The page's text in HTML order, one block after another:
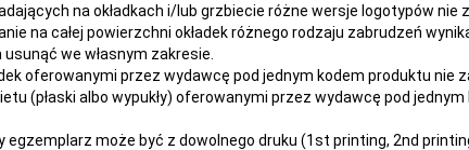
na okładkach i/lub grzbiecie różne wersje logotypów
na całej powierzchni okładek różnego rodzaju zabrudzeń
we własnym zakresie.
oferowanymi przez wydawcę pod jednym kodem produktu nie
(płaski albo wypukły) oferowanymi przez wydawcę pod
może być z dowolnego druku (1st printing, 2nd